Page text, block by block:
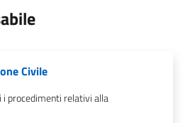
Civile
procedimenti relativi alla